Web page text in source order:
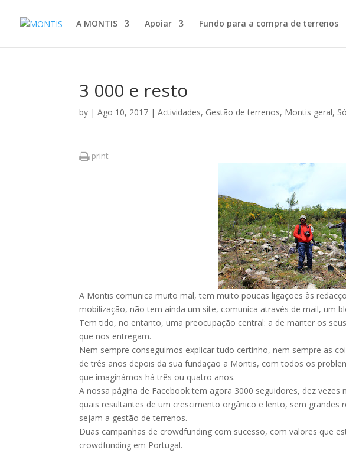
A MONTIS Apoiar Fundo para a compra de terrenos
3 000 e resto
by |Ago 10, 2017 |Actividades, Gestão de terrenos, Montis geral,
print
A Montis comunica muito mal, tem muito poucas ligações às
mobilização, não tem ainda um site, comunica através de mail, um
Tem tido, no entanto, uma preocupação central: a de manter os
que nos entregam.
Nem sempre conseguimos explicar tudo certinho, nem sempre as
de três anos depois da sua fundação a Montis, com todos os
que imaginámos há três ou quatro anos.
A nossa página de Facebook tem agora 3000 seguidores, dez
quais resultantes de um crescimento orgânico e lento, sem grandes
sejam a gestão de terrenos.
Duas campanhas de crowdfunding com sucesso, com valores que
crowdfunding em Portugal.